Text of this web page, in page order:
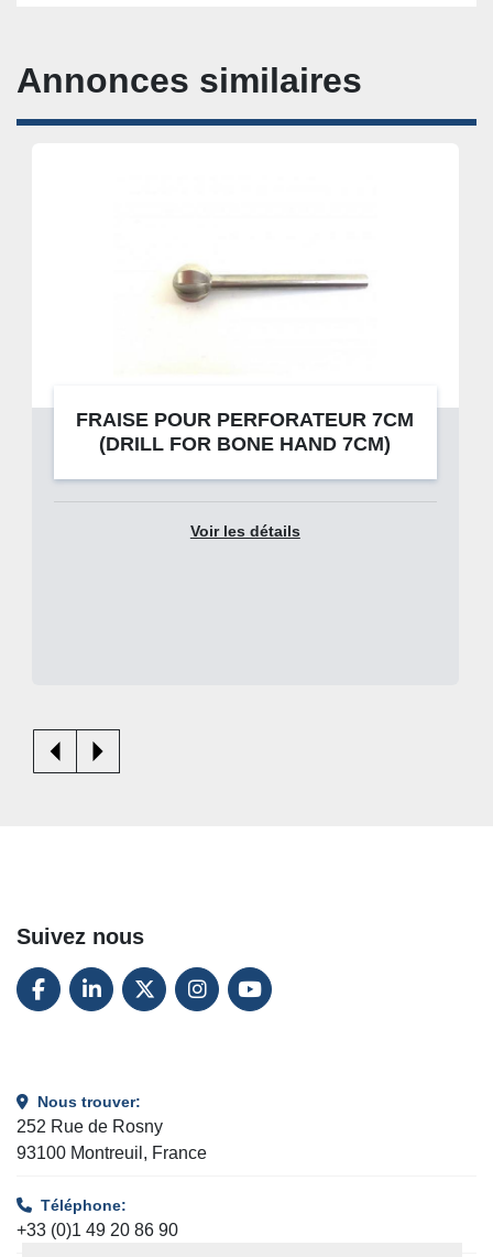
Annonces similaires
FRAISE POUR PERFORATEUR 7CM
(DRILL FOR BONE HAND 7CM)
Voir les détails
Suivez nous
FACEBOOK
LINKEDINTWITTERINSTAGRAM
YOUTUBE
Nous trouver:
252 Rue de Rosny
93100 Montreuil, France
Téléphone:
+33 (0)1 49 20 86 90